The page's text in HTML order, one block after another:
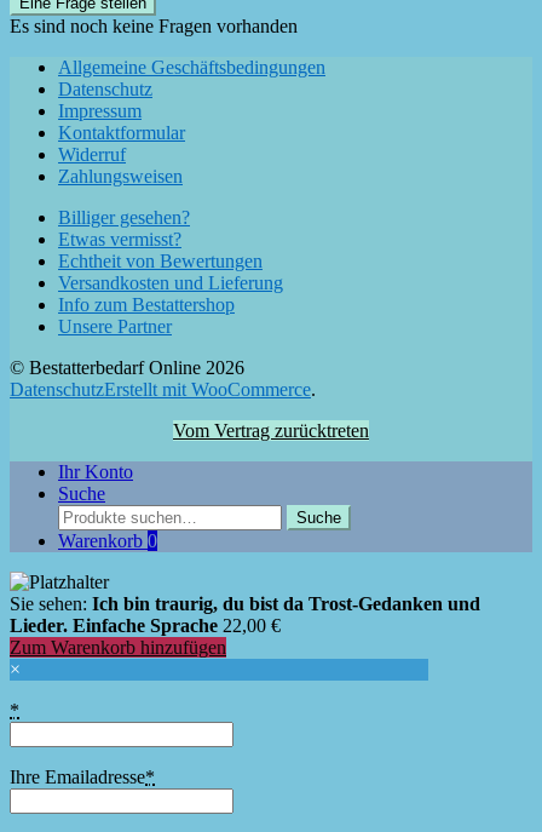
Es sind noch keine Fragen vorhanden
Allgemeine Geschäftsbedingungen
Datenschutz
Impressum
Kontaktformular
Widerruf
Zahlungsweisen
Billiger gesehen?
Etwas vermisst?
Echtheit von Bewertungen
Versandkosten und Lieferung
Info zum Bestattershop
Unsere Partner
© Bestatterbedarf Online 2026
DatenschutzErstellt mit WooCommerce.
Vom Vertrag zurücktreten
Ihr Konto
Suche
Suchen
Sie
nach:
Suche
Warenkorb 0
Sie sehen: Ich bin traurig, du bist da Trost-Gedanken und
Lieder. Einfache Sprache 22,00 €
Zum Warenkorb hinzufügen
×
*
Ihre Emailadresse*